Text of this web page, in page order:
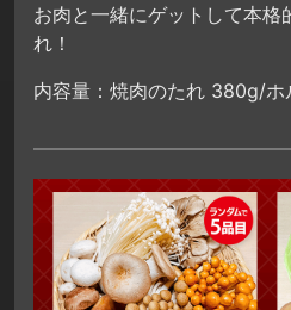
お肉と一緒にゲットして本格
れ！
内容量：焼肉のたれ 380g/